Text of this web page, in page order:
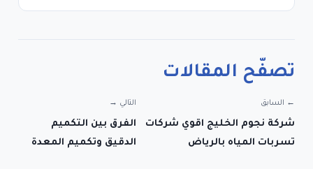
تصفّح المقالات
← السابق
شركة نجوم الخليج اقوي شركات
تسربات المياه بالرياض
التالي →
الفرق بين التكميم
الدقيق وتكميم المعدة